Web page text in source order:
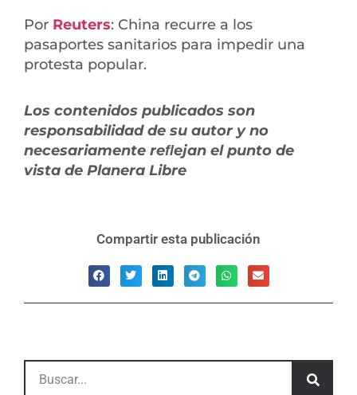
Por Reuters: China recurre a los
pasaportes sanitarios para impedir una
protesta popular.
Los contenidos publicados son
responsabilidad de su autor y no
necesariamente reﬂejan el punto de
vista de Planera Libre
Compartir esta publicación